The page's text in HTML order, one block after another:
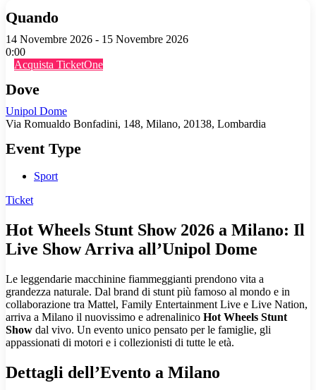
Quando
14 Novembre 2026 - 15 Novembre 2026
0:00
Acquista TicketOne
Dove
Unipol Dome
Via Romualdo Bonfadini, 148, Milano, 20138, Lombardia
Event Type
Sport
Ticket
Hot Wheels Stunt Show 2026 a Milano: Il
Live Show Arriva all’Unipol Dome
Le leggendarie macchinine fiammeggianti prendono vita a
grandezza naturale. Dal brand di stunt più famoso al mondo e in
collaborazione tra Mattel, Family Entertainment Live e Live Nation,
arriva a Milano il nuovissimo e adrenalinico Hot Wheels Stunt
Show dal vivo. Un evento unico pensato per le famiglie, gli
appassionati di motori e i collezionisti di tutte le età.
Dettagli dell’Evento a Milano